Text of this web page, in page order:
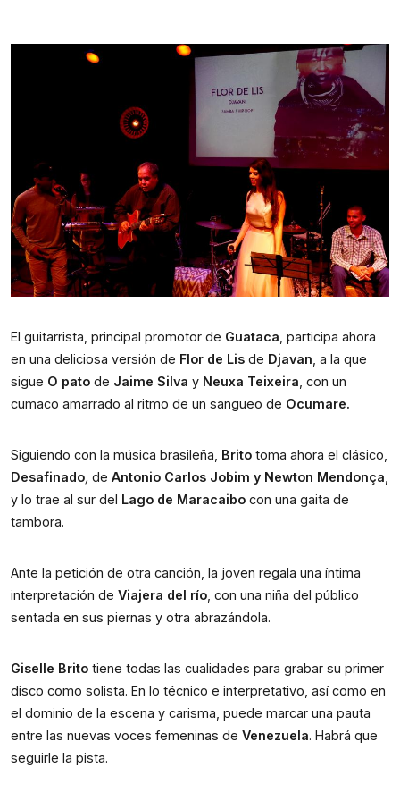
El guitarrista, principal promotor de Guataca , participa ahora
en una deliciosa versión de Flor de Lis de Djavan , a la que
sigue O pato de Jaime Silva y Neuxa Teixeira , con un
cumaco amarrado al ritmo de un sangueo de Ocumare.
Siguiendo con la música brasileña, Brito
Desafinado, de Antonio Carlos Jobim y Newton Mendonça
y lo trae al sur del Lago de Maracaibo con una gaita de
tambora.
Ante la petición de otra canción, la joven regala una íntima
interpretación de Viajera del río , con una niña del público
sentada en sus piernas y otra abrazándola.
Giselle Brito tiene todas las cualidades para grabar su primer
disco como solista. En lo técnico e interpretativo, así como en
el dominio de la escena y carisma, puede marcar una pauta
entre las nuevas voces femeninas de Venezuela. Habrá que
seguirle la pista.